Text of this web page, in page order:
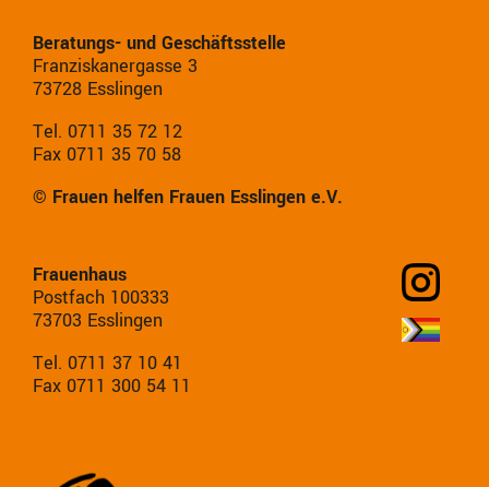
Beratungs- und Geschäftsstelle
Franziskanergasse 3
73728 Esslingen
Tel. 0711 35 72 12
Fax 0711 35 70 58
© Frauen helfen Frauen Esslingen e.V.
Frauenhaus
Postfach 100333
73703 Esslingen
Tel. 0711 37 10 41
Fax 0711 300 54 11